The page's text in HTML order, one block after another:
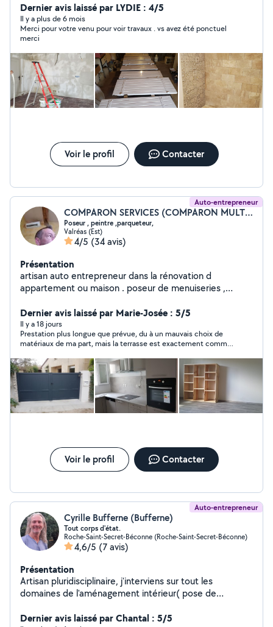
travaux. Pour les demandes de chantier de plus de 30
km consultez moi sur ma page google Cordialement
Collas Enzo
Dernier avis laissé par LYDIE : 4/5
Il y a plus de 6 mois
Merci pour votre venu pour voir travaux . vs avez été ponctuel
merci
Voir le profil Contacter
Auto-entrepreneur
COMPARON SERVICES (COMPARON MULTI SERVICES)
Poseur , peintre ,parqueteur,
Valréas (Est)
4/5 (34 avis)
Présentation
artisan auto entrepreneur dans la rénovation d
appartement ou maison . poseur de menuiseries ,
peinture interieure et exterieure plus de 10 ans d
Dernier avis laissé par Marie-Josée : 5/5
Il y a 18 jours
Prestation plus longue que prévue, du à un mauvais choix de
matériaux de ma part, mais la terrasse est exactement comme
et à son ami Mathieu qui est venu l'aider.
Voir le profil Contacter
Auto-entrepreneur
Cyrille Bufferne (Bufferne)
Tout corps d'état.
Roche-Saint-Secret-Béconne (Roche-Saint-Secret-Béconne)
4,6/5 (7 avis)
Présentation
Artisan pluridisciplinaire, j'interviens sur tout les
domaines de l'aménagement intérieur( pose de
modifications électriques, raccordement sanitaire) et
Dernier avis laissé par Chantal : 5/5